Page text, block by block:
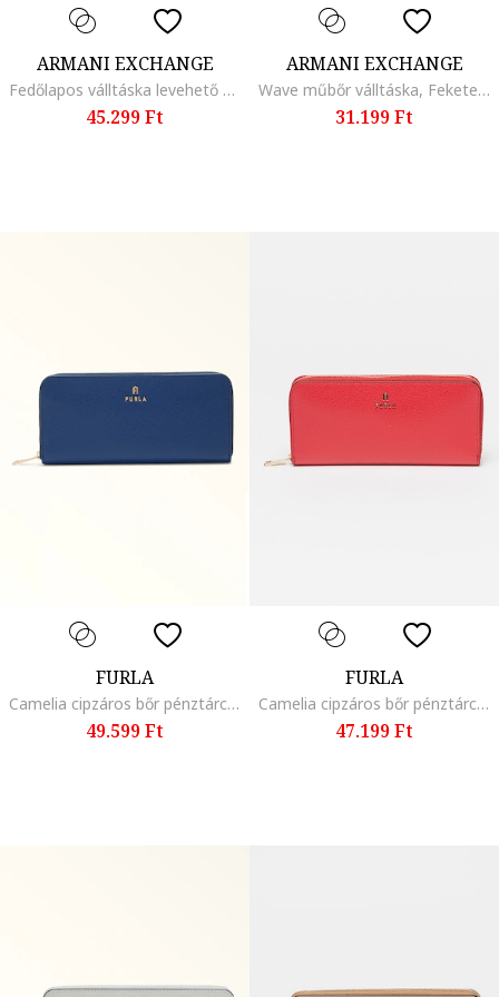
ARMANI EXCHANGE
Fedőlapos válltáska levehető pánttal, Fekete
45.299 Ft
ARMANI EXCHANGE
Wave műbőr válltáska, Fekete/Szürke
31.199 Ft
FURLA
Camelia cipzáros bőr pénztárca, Kék, 9 x 19.5 x 1.9
49.599 Ft
FURLA
Camelia cipzáros bőr pénztárca, Élénkpiros, 9 x 20 x 2.5
47.199 Ft